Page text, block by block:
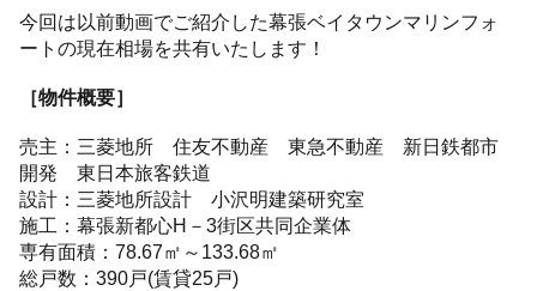
今回は以前動画でご紹介した幕張ベイタウンマリンフォ
ートの現在相場を共有いたします！
［物件概要］
売主：三菱地所 住友不動産 東急不動産 新日鉄都市
開発 東日本旅客鉄道
設計：三菱地所設計 小沢明建築研究室
施工：幕張新都心H－3街区共同企業体
専有面積：78.67㎡～133.68㎡
総戸数：390戸(賃貸25戸)